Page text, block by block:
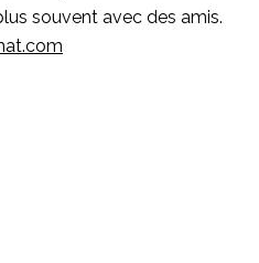
souvent avec des amis.